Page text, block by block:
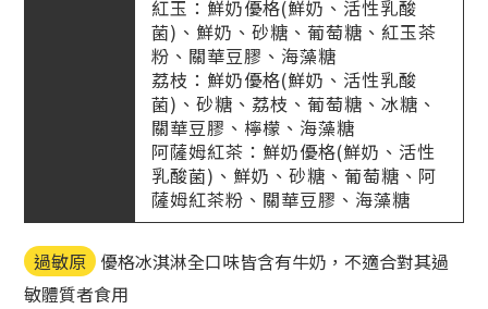
紅玉：鮮奶優格(鮮奶、活性乳酸
菌)、鮮奶、砂糖、葡萄糖、紅玉茶
粉、關華豆膠、海藻糖
荔枝：鮮奶優格(鮮奶、活性乳酸
菌)、砂糖、荔枝、葡萄糖、冰糖、
關華豆膠、檸檬、海藻糖
阿薩姆紅茶：鮮奶優格(鮮奶、活性
乳酸菌)、鮮奶、砂糖、葡萄糖、阿
薩姆紅茶粉、關華豆膠、海藻糖
過敏原 優格冰淇淋全口味皆含有牛奶，不適合對其過
敏體質者食用